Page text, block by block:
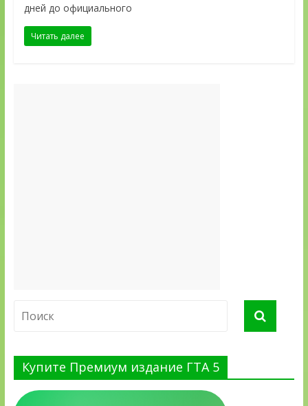
дней до официального
Читать далее
Купите Премиум издание ГТА 5